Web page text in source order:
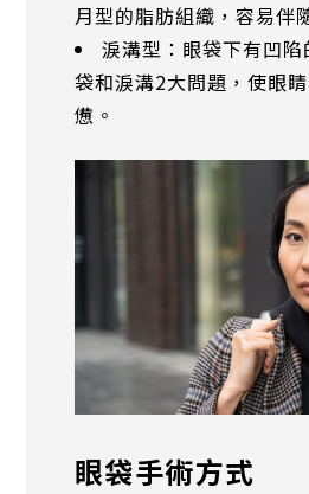
月型的脂肪組織，容易伴
淚溝型：眼袋下有凹
袋和淚溝2大問題，使眼
憊。
眼袋手術方式